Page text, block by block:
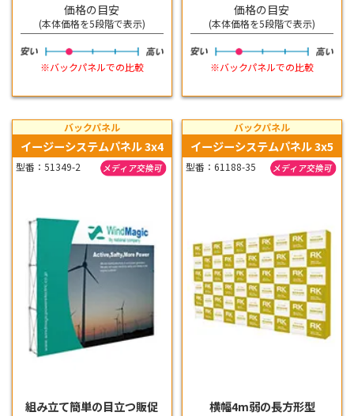
価格の目安
(本体価格を5段階で表示)
※バックパネルでの比較
価格の目安
(本体価格を5段階で表示)
※バックパネルでの比較
バックパネル
イージーシステムパネル 3x4
型番：51349-2
組み立て簡単の目立つ販促
バックパネル
イージーシステムパネル 3x5
型番：61188-35
横幅4m弱の長方形型